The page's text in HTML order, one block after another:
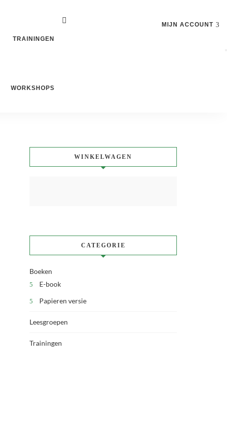
MIJN ACCOUNT
TRAININGEN
WORKSHOPS
WINKELWAGEN
CATEGORIE
Boeken
E-book
Papieren versie
Leesgroepen
Trainingen